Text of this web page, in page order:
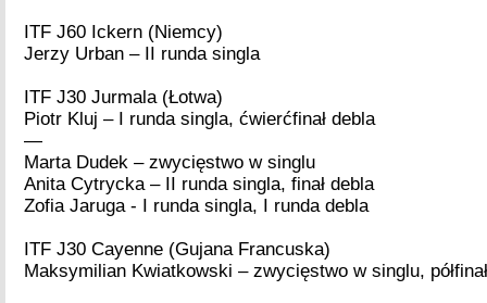
ITF J60 Ickern (Niemcy)
Jerzy Urban – II runda singla
ITF J30 Jurmala (Łotwa)
Piotr Kluj – I runda singla, ćwierćfinał debla
—
Marta Dudek – zwycięstwo w singlu
Anita Cytrycka – II runda singla, finał debla
Zofia Jaruga - I runda singla, I runda debla
ITF J30 Cayenne (Gujana Francuska)
Maksymilian Kwiatkowski – zwycięstwo w singlu,